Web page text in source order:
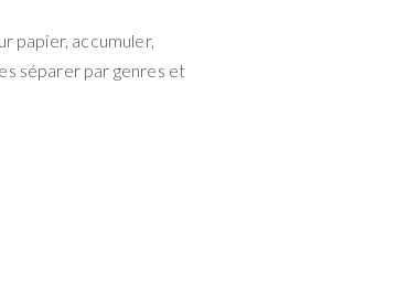
papier, accumuler,
séparer par genres et